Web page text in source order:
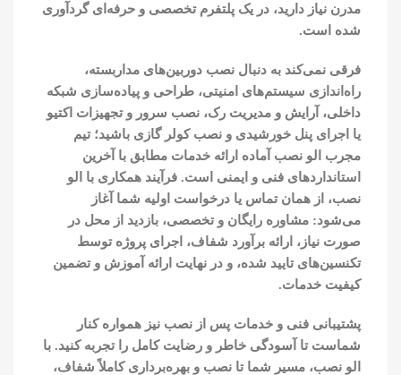
مدرن نیاز دارید، در یک پلتفرم تخصصی و حرفه‌ای گردآوری
شده است.
فرقی نمی‌کند به دنبال نصب دوربین‌های مداربسته،
راه‌اندازی سیستم‌های امنیتی، طراحی و پیاده‌سازی شبکه
داخلی، آرایش و مدیریت رک، نصب سرور و تجهیزات اکتیو
یا اجرای پنل خورشیدی و نصب کولر گازی باشید؛ تیم
مجرب الو نصب آماده ارائه خدمات مطابق با آخرین
استانداردهای فنی و ایمنی است. فرآیند همکاری با الو
نصب، از همان تماس یا درخواست اولیه شما آغاز
می‌شود: مشاوره رایگان و تخصصی، بازدید از محل در
صورت نیاز، ارائه برآورد شفاف، اجرای پروژه توسط
تکنسین‌های تایید شده، و ‌در نهایت ارائه آموزش و تضمین
کیفیت خدمات.
پشتیبانی فنی و خدمات پس از نصب نیز همواره کنار
شماست تا آسودگی خاطر و رضایت کامل را تجربه کنید. با
الو نصب، مسیر شما تا نصب و بهره‌برداری کاملاً شفاف،